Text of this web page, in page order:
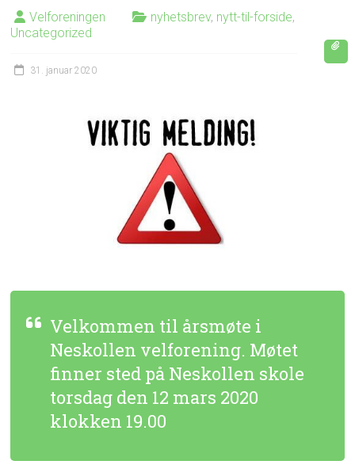
Velforeningen nyhetsbrev, nytt-til-forside,
Uncategorized
31. januar 2020
Velkommen til årsmøte i
Neskollen velforening. Møtet
finner sted på Neskollen skole
torsdag den 12 mars 2020
klokken 19.00